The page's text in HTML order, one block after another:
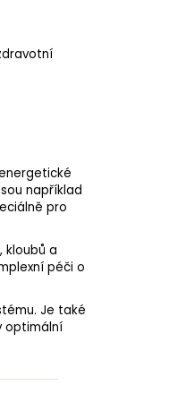
například
pro
kloubů a
péči o
Je také
optimální